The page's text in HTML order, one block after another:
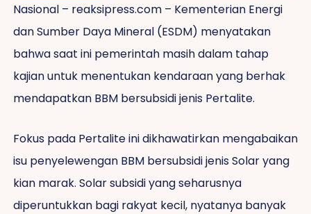
Nasional – reaksipress.com – Kementerian Energi
dan Sumber Daya Mineral (ESDM) menyatakan
bahwa saat ini pemerintah masih dalam tahap
kajian untuk menentukan kendaraan yang berhak
mendapatkan BBM bersubsidi jenis Pertalite.
Fokus pada Pertalite ini dikhawatirkan mengabaikan
isu penyelewengan BBM bersubsidi jenis Solar yang
kian marak. Solar subsidi yang seharusnya
diperuntukkan bagi rakyat kecil, nyatanya banyak